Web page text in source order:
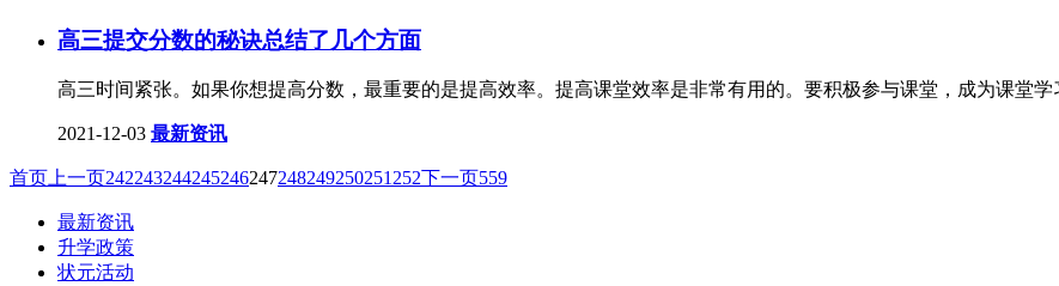
高三提交分数的秘诀总结了几个方面
高三时间紧张。如果你想提高分数，最重要的是提高效率。提高课堂效率是非常有用的。要积极参与课堂，成为课堂
2021-12-03 最新资讯
首页 上一页242243244245246247248249250251 252下一页559
最新资讯
升学政策
状元活动